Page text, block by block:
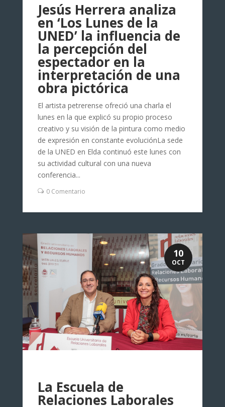
Jesús Herrera analiza
en ‘Los Lunes de la
UNED’ la influencia de
la percepción del
espectador en la
interpretación de una
obra pictórica
El artista petrerense ofreció una charla el
lunes en la que explicó su propio proceso
creativo y su visión de la pintura como medio
de expresión en constante evoluciónLa sede
de la UNED en Elda continuó este lunes con
su actividad cultural con una nueva
conferencia...
0 Comentario
La Escuela de
Relaciones Laborales
10
OCT